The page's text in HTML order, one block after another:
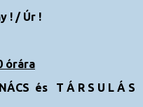
! / Úr !
órára
és
T Á R S U L Á S